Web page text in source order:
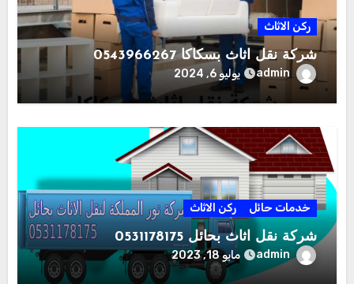
ركن الاثاث
شركة نقل اثاث بسكاكا 0543966267
admin يوليو 6, 2024
خدمات حائل ركن الاثاث
شركة نقل اثاث بحائل 0531178175
admin مايو 18, 2023